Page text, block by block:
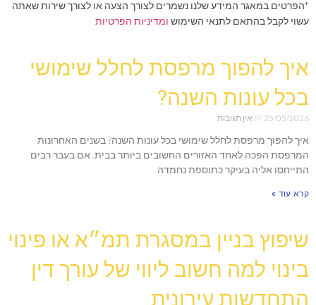
*הפרטים במאגר המידע שלנו נשמרים לצורך הצעה או לצורך שירות שאתה
עשוי לקבל בהתאם לתנאי השימוש ומדיניות הפרטיות
איך להפוך מרפסת לחלל שימושי
בכל עונות השנה?
25/05/2026 אין תגובות
איך להפוך מרפסת לחלל שימושי בכל עונות השנה? בשנים האחרונות
המרפסת הפכה לאחד האזורים החשובים ביותר בבית. אם בעבר רבים
התייחסו אליה בעיקר כתוספת נחמדה
קרא עוד »
שיפוץ בניין במסגרת תמ״א או פינוי
בינוי למה חשוב ליווי של עורך דין
התחדשות עירונית